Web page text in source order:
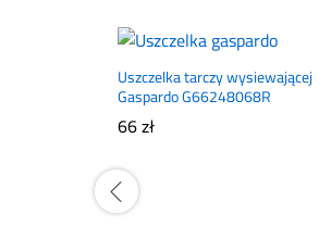
Uszczelka tarczy wysiewającej
Gaspardo G66248068R
66zł